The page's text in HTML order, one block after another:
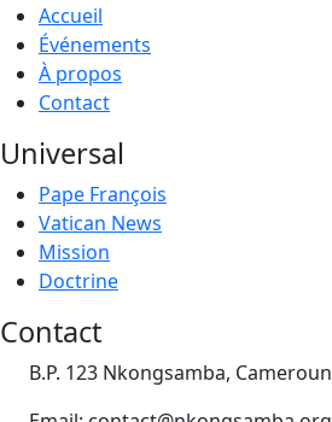
Accueil
Événements
À propos
Contact
Universal
Pape François
Vatican News
Mission
Doctrine
Contact
B.P. 123 Nkongsamba, Cameroun